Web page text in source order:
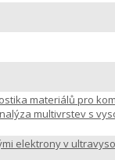
materiálů pro
multivrstev s
elektrony v